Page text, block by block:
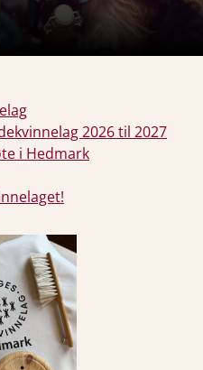
2026 til 2027
i Hedmark